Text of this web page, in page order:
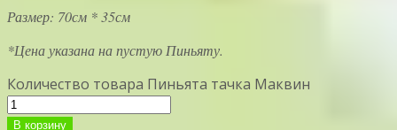
Размер: 70см * 35см
*Цена указана на пустую Пиньяту.
Количество товара Пиньята тачка Маквин
В корзину